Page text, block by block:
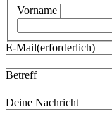
Vorname
E-Mail(erforderlich)
Betreff
Deine Nachricht